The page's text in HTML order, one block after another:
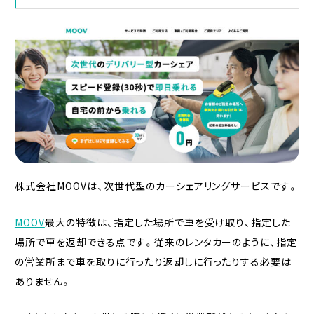
株式会社MOOVは、次世代型のカーシェアリングサービスです。
MOOV最大の特徴は、指定した場所で車を受け取り、指定した
場所で車を返却できる点です。従来のレンタカーのように、指定
の営業所まで車を取りに行ったり返却しに行ったりする必要は
ありません。